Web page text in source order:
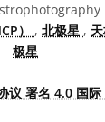
） , 北极星 ,
极星
议 署名 4.0 国际